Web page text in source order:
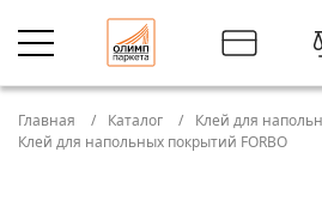
Главная Каталог
Клей для
Клей для напольных покрытий FORBO